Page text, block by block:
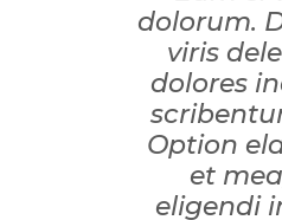
dolorum.
viris
dolores
Option
et
eligendi